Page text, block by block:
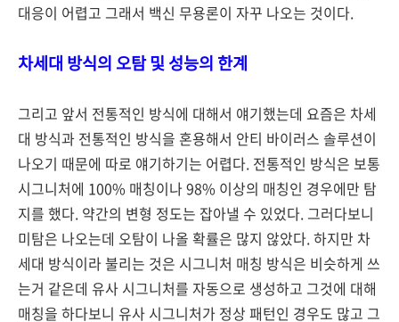
대응이 어렵고 그래서 백신 무용론이 자꾸 나오는 것이다.
차세대 방식의 오탐 및 성능의 한계
그리고 앞서 전통적인 방식에 대해서 얘기했는데 요즘은 차세
대 방식과 전통적인 방식을 혼용해서 안티 바이러스 솔루션이
나오기 때문에 따로 얘기하기는 어렵다. 전통적인 방식은 보통
시그니처에 100% 매칭이나 98% 이상의 매칭인 경우에만 탐
지를 했다. 약간의 변형 정도는 잡아낼 수 있었다. 그러다보니
미탐은 나오는데 오탐이 나올 확률은 많지 않았다. 하지만 차
세대 방식이라 불리는 것은 시그니처 매칭 방식은 비슷하게 쓰
는거 같은데 유사 시그니처를 자동으로 생성하고 그것에 대해
매칭을 하다보니 유사 시그니처가 정상 패턴인 경우도 많고 그